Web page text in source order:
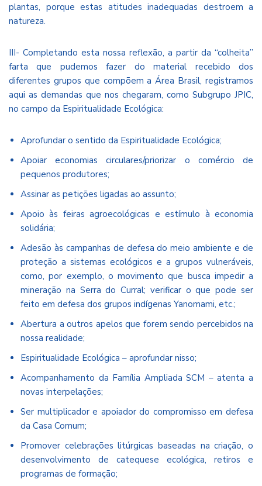
plantas, porque estas atitudes inadequadas destroem a
natureza.
III- Completando esta nossa reflexão, a partir da “colheita”
farta que pudemos fazer do material recebido dos
diferentes grupos que compõem a Área Brasil, registramos
aqui as demandas que nos chegaram, como Subgrupo JPIC,
no campo da Espiritualidade Ecológica:
Aprofundar o sentido da Espiritualidade Ecológica;
Apoiar economias circulares/priorizar o comércio de
pequenos produtores;
Assinar as petições ligadas ao assunto;
Apoio às feiras agroecológicas e estímulo à economia
solidária;
Adesão às campanhas de defesa do meio ambiente e de
proteção a sistemas ecológicos e a grupos vulneráveis,
como, por exemplo, o movimento que busca impedir a
mineração na Serra do Curral; verificar o que pode ser
feito em defesa dos grupos indígenas Yanomami, etc.;
Abertura a outros apelos que forem sendo percebidos na
nossa realidade;
Espiritualidade Ecológica – aprofundar nisso;
Acompanhamento da Família Ampliada SCM – atenta a
novas interpelações;
Ser multiplicador e apoiador do compromisso em defesa
da Casa Comum;
Promover celebrações litúrgicas baseadas na criação, o
desenvolvimento de catequese ecológica, retiros e
programas de formação;